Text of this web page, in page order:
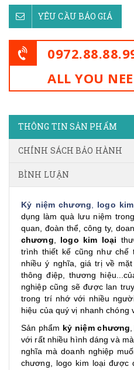
YÊU CẦU BÁO GIÁ
ALL YOU
THÔNG TIN SẢN PHẨM
CHÍNH SÁCH BẢO HÀNH
BÌNH LUẬN
Kỷ niệm chương logo
dụng làm quà lưu niệm
quan, đoàn thể, công ty,
chương
logo kim loại
trình thiết kế cũng như
nhiều ý nghĩa, giá trị về
thông điệp, thương
nghiệp cũng sẽ được lan
trong trí nhớ với nhiều
hiệu của quý vị nhanh chóng
Sản phẩm kỷ niệm chương
với rất nhiều hình dáng và
nghĩa mà doanh nghiệp
chương, logo kim loại được